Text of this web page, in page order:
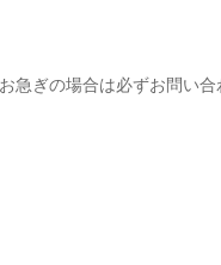
ぎの場合は必ずお問い合